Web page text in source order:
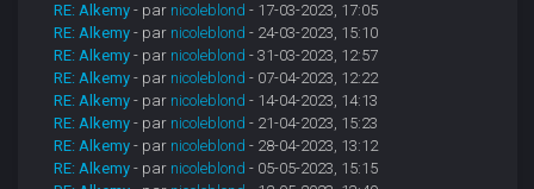
RE: Alkemy - par nicoleblond - 17-03-2023, 17:05
RE: Alkemy - par nicoleblond - 24-03-2023, 15:10
RE: Alkemy - par nicoleblond - 31-03-2023, 12:57
RE: Alkemy - par nicoleblond - 07-04-2023, 12:22
RE: Alkemy - par nicoleblond - 14-04-2023, 14:13
RE: Alkemy - par nicoleblond - 21-04-2023, 15:23
RE: Alkemy - par nicoleblond - 28-04-2023, 13:12
RE: Alkemy - par nicoleblond - 05-05-2023, 15:15